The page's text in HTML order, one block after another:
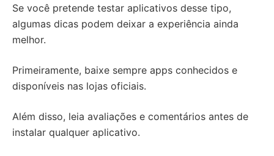
Se você pretende testar aplicativos desse tipo,
algumas dicas podem deixar a experiência ainda
melhor.
Primeiramente, baixe sempre apps conhecidos e
disponíveis nas lojas oficiais.
Além disso, leia avaliações e comentários antes de
instalar qualquer aplicativo.